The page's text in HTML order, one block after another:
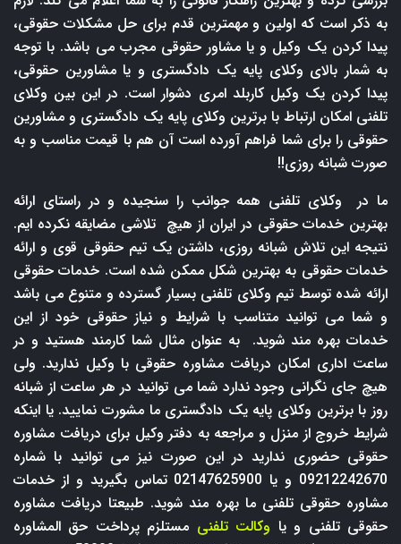
به ذکر است که اولین و مهمترین قدم برای حل مشکلات حقوقی،
پیدا کردن یک وکیل و یا مشاور حقوقی مجرب می باشد. با توجه
به شمار بالای وکلای پایه یک دادگستری و یا مشاورین حقوقی،
پیدا کردن یک وکیل کاربلد امری دشوار است. در این بین وکلای
تلفنی امکان ارتباط با برترین وکلای پایه یک دادگستری و مشاورین
حقوقی را برای شما فراهم آورده است آن هم با قیمت مناسب و به
صورت شبانه روزی!!
ما در وکلای تلفنی همه جوانب را سنجیده و در راستای ارائه
بهترین خدمات حقوقی در ایران از هیچ تلاشی مضایقه نکرده ایم.
نتیجه این تلاش شبانه روزی، داشتن یک تیم حقوقی قوی و ارائه
خدمات حقوقی به بهترین شکل ممکن شده است. خدمات حقوقی
ارائه شده توسط تیم وکلای تلفنی بسیار گسترده و متنوع می باشد
و شما می توانید متناسب با شرایط و نیاز حقوقی خود از این
خدمات بهره مند شوید. به عنوان مثال شما کارمند هستید و در
ساعت اداری امکان دریافت مشاوره حقوقی با وکیل ندارید. ولی
هیچ جای نگرانی وجود ندارد شما می توانید در هر ساعت از شبانه
روز با برترین وکلای پایه یک دادگستری ما مشورت نمایید. یا اینکه
شرایط خروج از منزل و مراجعه به دفتر وکیل برای دریافت مشاوره
حقوقی حضوری ندارید در این صورت نیز می توانید با شماره
09212242670 و یا 02147625900 تماس بگیرید و از خدمات
مشاوره حقوقی تلفنی ما بهره مند شوید. طبیعتا دریافت مشاوره
حقوقی تلفنی و یا وکالت تلفنی مستلزم پرداخت حق المشاوره